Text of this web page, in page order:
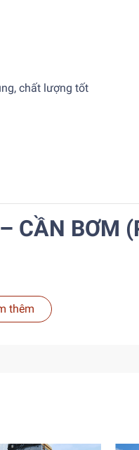
chất lượng tốt
CẦN BƠM
thêm